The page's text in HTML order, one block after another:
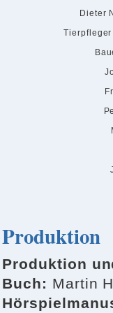
Dieter
Produktion
Produktion
Buch: Martin